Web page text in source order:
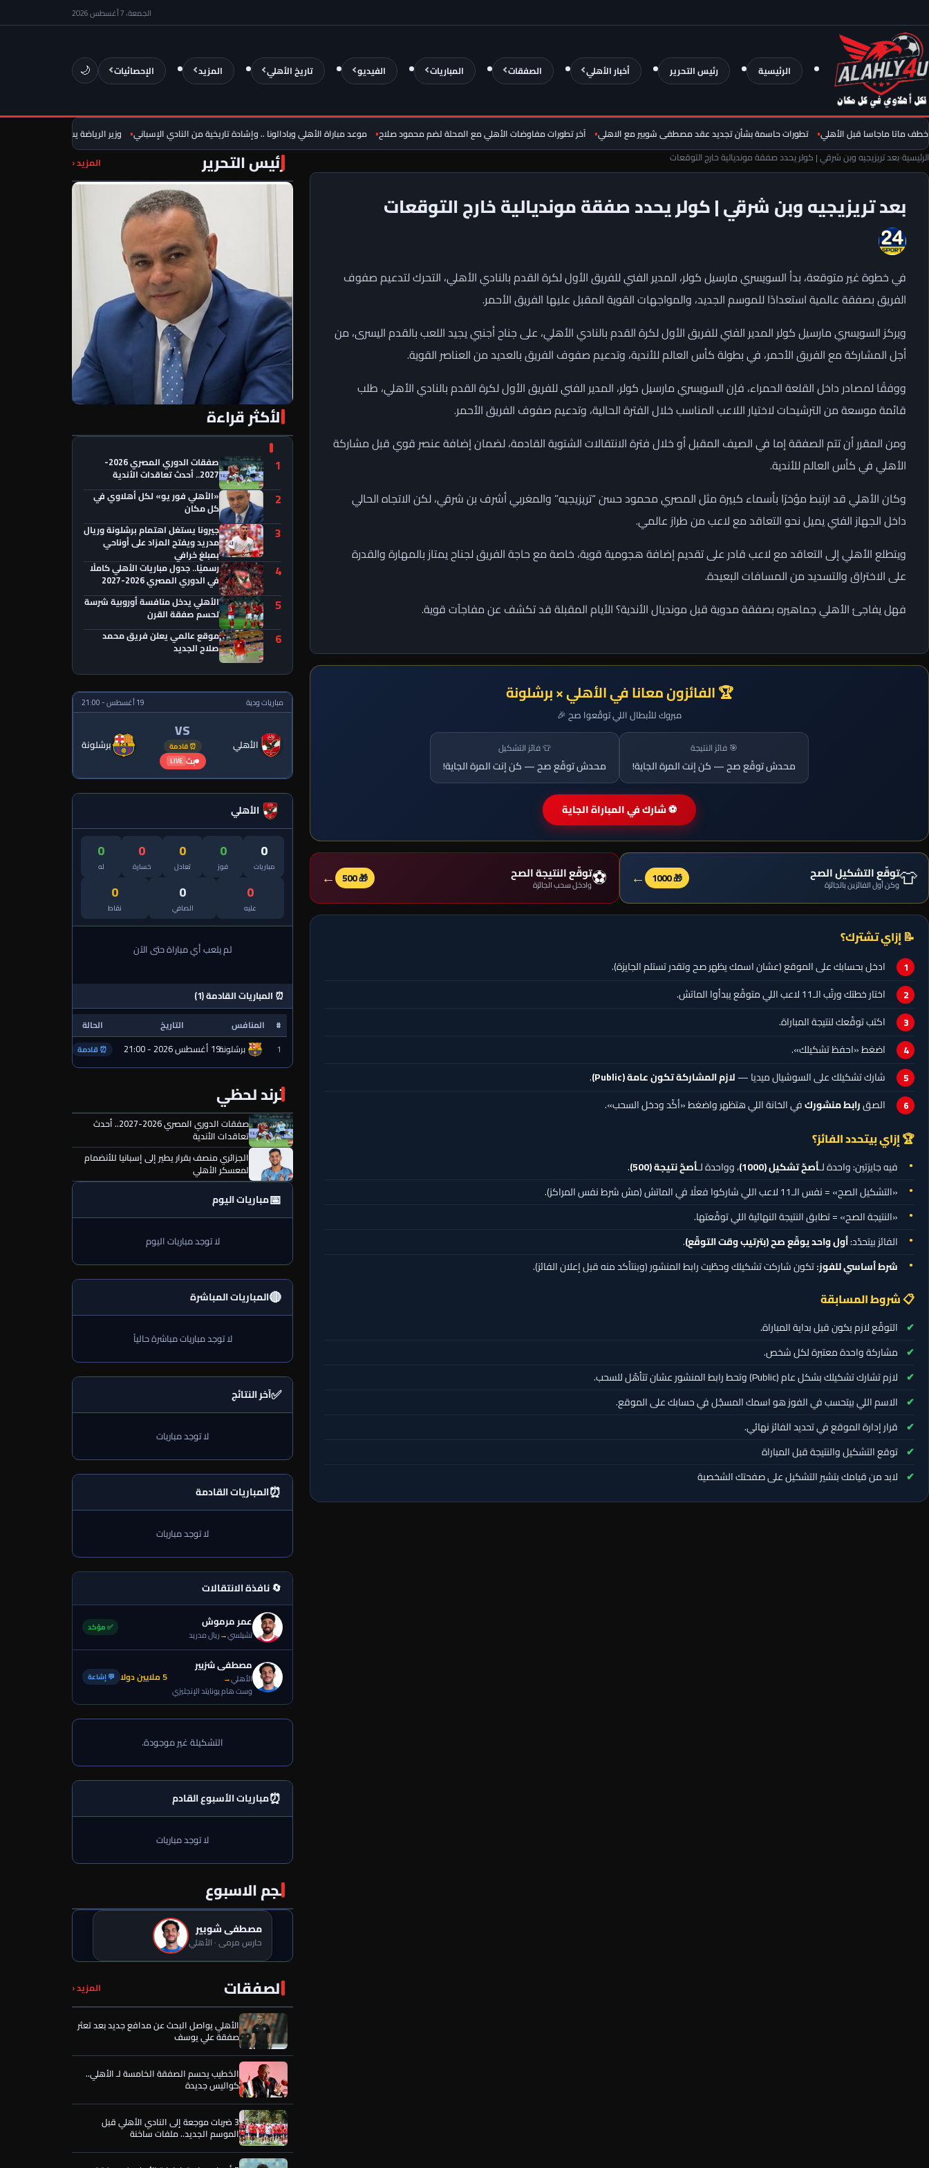
الجمعة، 7 أغسطس 2026
الرئيسية رئيس التحرير أخبار الأهلي الصفقات المباريات الفيديو تاريخ الأهلي المزيد الإحصائيات 🌙
ماجاسا قبل الأهلي تطورات حاسمة بشأن تجديد عقد مصطفى شوبير مع الاهلي آخر تطورات مفاوضات الأهلي مع المحلة لضم محمود صلاح موعد مباراة الأهلي وبادالونا .. وإشادة تاريخية من النادي الإسباني
وزير الرياضة يشيد بناشئات كرة اليد:
الرئيسية›بعد تريزيجيه وبن شرقي | كولر يحدد صفقة مونديالية خارج التوقعات
بعد تريزيجيه وبن شرقي | كولر يحدد صفقة مونديالية خارج التوقعات
في خطوة غير متوقعة، بدأ السويسري مارسيل كولر، المدير الفني للفريق الأول لكرة القدم بالنادي الأهلي، التحرك لتدعيم صفوف
الفريق بصفقة عالمية استعدادًا للموسم الجديد، والمواجهات القوية المقبل عليها الفريق الأحمر.
ويركز السويسري مارسيل كولر المدير الفني للفريق الأول لكرة القدم بالنادي الأهلي، على جناح أجنبي يجيد اللعب بالقدم اليسرى، من
أجل المشاركة مع الفريق الأحمر، في بطولة كأس العالم للأندية، وتدعيم صفوف الفريق بالعديد من العناصر القوية.
ووفقًا لمصادر داخل القلعة الحمراء، فإن السويسري مارسيل كولر، المدير الفني للفريق الأول لكرة القدم بالنادي الأهلي، طلب
قائمة موسعة من الترشيحات لاختيار اللاعب المناسب خلال الفترة الحالية، وتدعيم صفوف الفريق الأحمر.
ومن المقرر أن تتم الصفقة إما في الصيف المقبل أو خلال فترة الانتقالات الشتوية القادمة، لضمان إضافة عنصر قوي قبل مشاركة
الأهلي في كأس العالم للأندية.
وكان الأهلي قد ارتبط مؤخرًا بأسماء كبيرة مثل المصري محمود حسن “تريزيجيه” والمغربي أشرف بن شرقي، لكن الاتجاه الحالي
داخل الجهاز الفني يميل نحو التعاقد مع لاعب من طراز عالمي.
ويتطلع الأهلي إلى التعاقد مع لاعب قادر على تقديم إضافة هجومية قوية، خاصة مع حاجة الفريق لجناح يمتاز بالمهارة والقدرة
على الاختراق والتسديد من المسافات البعيدة.
فهل يفاجئ الأهلي جماهيره بصفقة مدوية قبل مونديال الأندية؟ الأيام المقبلة قد تكشف عن مفاجآت قوية.
🏆 الفائزون معانا في الأهلي × برشلونة
مبروك للأبطال اللي توقّعوا صح 🎉
🎯 فائز النتيجة
محدش توقّع صح — كن إنت المرة الجاية!
👕 فائز التشكيل
محدش توقّع صح — كن إنت المرة الجاية!
⚽ شارك في المباراة الجاية
👕توقّع التشكيل الصح
وكن أول الفائزين بالجائزة 🎁 1000
←
⚽توقّع النتيجة الصح
وادخل سحب الجائزة 🎁 500
←
📝 إزاي تشترك؟
ادخل بحسابك على الموقع (عشان اسمك يظهر صح وتقدر تستلم الجايزة).
اختار خطتك ورتّب الـ11 لاعب اللي متوقّع يبدأوا الماتش.
اكتب توقّعك لنتيجة المباراة.
اضغط «احفظ تشكيلك».
شارك تشكيلك على السوشيال ميديا —لازم المشاركة تكون عامة (Public)
.
الصقرابط منشوركفي الخانة اللي هتظهر واضغط «أكّد ودخل السحب».
🏆 إزاي بيتحدد الفائز؟
فيه جايزتين: واحدة لـأصحّ تشكيل(1000) ، وواحدة لـأصحّ نتيجة(500)
.
«التشكيل الصح» = نفس الـ11 لاعب اللي شاركوا فعلًا في الماتش (مش شرط نفس المراكز).
«النتيجة الصح» = تطابق النتيجة النهائية اللي توقّعتها.
الفائز بيتحدّد:أول واحد يوقّع صح (بترتيب وقت التوقّع).
شرط أساسي للفوز:تكون شاركت تشكيلك وحطّيت رابط المنشور (وبنتأكد منه قبل إعلان الفائز).
📋 شروط المسابقة
التوقّع لازم يكون قبل بداية المباراة.
مشاركة واحدة معتبرة لكل شخص.
لازم تشارك تشكيلك بشكل عام (Public) وتحط رابط المنشور عشان تتأهّل للسحب.
الاسم اللي بيتحسب في الفوز هو اسمك المسجّل في حسابك على الموقع.
قرار إدارة الموقع في تحديد الفائز نهائي.
توقع التشكيل والنتيجة قبل المباراة
لابد من قيامك بتشير التشكيل على صفحتك الشخصية
رئيس التحرير المزيد ‹
«الأهلي فور يو» لكل أهلاوي في كل مكان
الأكثر قراءة
1 صفقات الدوري المصري 2026-
2027.. أحدث تعاقدات الأندية
2 «الأهلي فور يو» لكل أهلاوي في
كل مكان
3 جيرونا يستغل اهتمام برشلونة وريال
مدريد ويفتح المزاد على أوناحي
بمبلغ خرافي
4 رسميًا.. جدول مباريات الأهلي كاملًا
في الدوري المصري 2026-2027
5 الأهلي يدخل منافسة أوروبية شرسة
لحسم صفقة القرن
6 موقع عالمي يعلن فريق محمد
صلاح الجديد
مباريات ودية 19 أغسطس - 21:00
الأهلي
VS
⏰ قادمة
بث LIVE
برشلونة
الأهلي
0
مباريات
0
فوز
0
تعادل
0
خسارة
0
له
0
عليه
0
الصافي
0
نقاط
لم يلعب أي مباراة حتى الآن
⏰ المباريات القادمة (1)
# المنافس التاريخ
الحالة
1
برشلونة19 أغسطس 2026 - 21:00 ⏰ قادمة
ترند لحظي
صفقات الدوري المصري 2026-2027.. أحدث
تعاقدات الأندية
الجزائري منصف بقرار يطير إلى إسبانيا للأنضمام
لمعسكر الأهلي
📅مباريات اليوم
لا توجد مباريات اليوم
🔴المباريات المباشرة
لا توجد مباريات مباشرة حالياً
✅آخر النتائج
لا توجد مباريات
⏰المباريات القادمة
لا توجد مباريات
🔄 نافذة الانتقالات
عمر مرموش
تشيلسي→ريال مدريد
✅ مؤكد
مصطفى شزبير
الأهلي→
وست هام يونايتد الإنجليزي
5 ملايين دولا 💬 إشاعة
التشكيلة غير موجودة.
⏰مباريات الأسبوع القادم
لا توجد مباريات
نجم الاسبوع
مصطفى شوبير
حارس مرمى · الأهلي
الصفقات المزيد ‹ قبل الأهلي
الأهلي يواصل البحث عن مدافع جديد بعد تعثر
صفقة علي يوسف
الخطيب يحسم الصفقة الخامسة لـ الأهلي..
كواليس جديدة
3 ضربات موجعة إلى النادي الأهلي قبل
الموسم الجديد.. ملفات ساخنة